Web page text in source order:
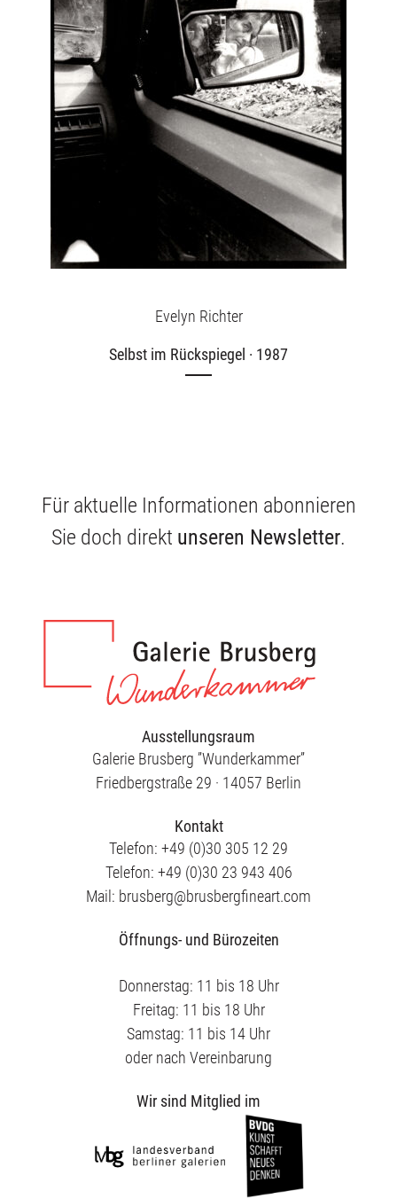
Evelyn Richter
Selbst im Rückspiegel · 1987
Für aktuelle Informationen abonnieren
Sie doch direkt unseren Newsletter.
Ausstellungsraum
Galerie Brusberg ”Wunderkammer”
Friedbergstraße 29 · 14057 Berlin
Kontakt
Telefon: +49 (0)30 305 12 29
Telefon: +49 (0)30 23 943 406
Mail: brusberg@brusbergfineart.com
Öffnungs- und Bürozeiten
Donnerstag: 11 bis 18 Uhr
Freitag: 11 bis 18 Uhr
Samstag: 11 bis 14 Uhr
oder nach Vereinbarung
Wir sind Mitglied im